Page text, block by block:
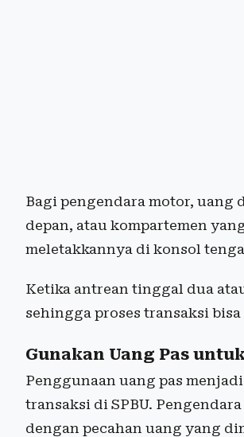
Bagi pengendara motor, uang
depan, atau kompartemen
meletakkannya di konsol
Ketika antrean tinggal dua
sehingga proses transaksi
Gunakan Uang Pas
Penggunaan uang pas
transaksi di SPBU.
dengan pecahan uang yang